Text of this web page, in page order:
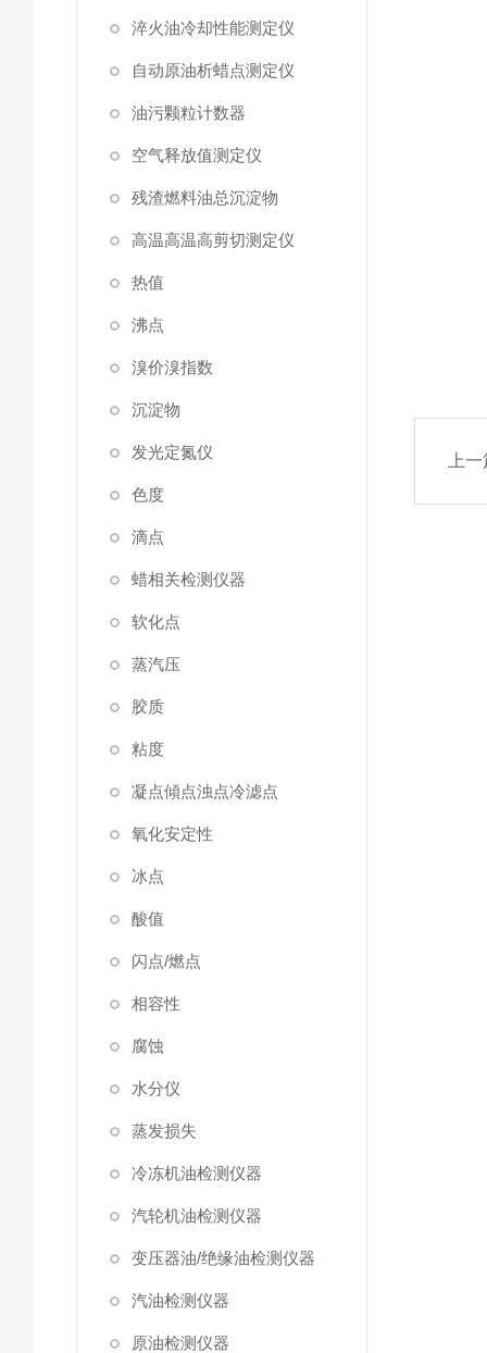
淬火油冷却性能测定仪
自动原油析蜡点测定仪
油污颗粒计数器
空气释放值测定仪
残渣燃料油总沉淀物
高温高温高剪切测定仪
热值
沸点
溴价溴指数
沉淀物
发光定氮仪
色度
滴点
蜡相关检测仪器
软化点
蒸汽压
胶质
粘度
凝点傾点浊点冷滤点
氧化安定性
冰点
酸值
闪点/燃点
相容性
腐蚀
水分仪
蒸发损失
冷冻机油检测仪器
汽轮机油检测仪器
变压器油/绝缘油检测仪器
汽油检测仪器
原油检测仪器
上